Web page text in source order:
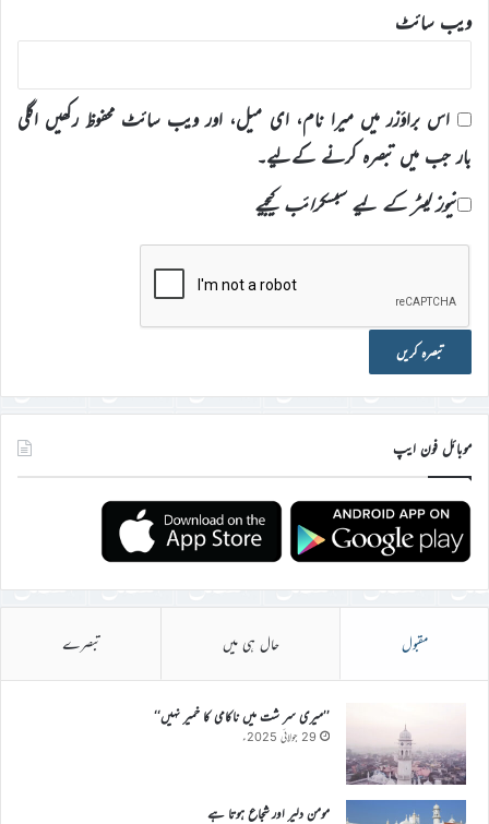
ویب‌ سائٹ
اس براؤزر میں میرا نام، ای میل، اور ویب سائٹ محفوظ رکھیں اگلی
بار جب میں تبصرہ کرنے کےلیے۔
نیوز لیٹر کے لیے سبسکرائب کیجیے
موبائل فون ایپ
مقبول حال ہی میں تبصرے
’’میری سر شت میں ناکامی کا خمیر نہیں‘‘
29 جولائی 2025ء
مومن دلیر اور شجاع ہوتا ہے